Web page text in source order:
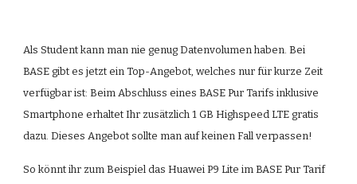
Als Student kann man nie genug Datenvolumen haben. Bei
BASE gibt es jetzt ein Top-Angebot, welches nur für kurze Zeit
verfügbar ist: Beim Abschluss eines BASE Pur Tarifs inklusive
Smartphone erhaltet Ihr zusätzlich 1 GB Highspeed LTE gratis
dazu. Dieses Angebot sollte man auf keinen Fall verpassen!
So könnt ihr zum Beispiel das Huawei P9 Lite im BASE Pur Tarif